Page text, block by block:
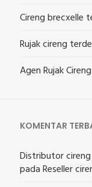
Cireng brecxelle
Rujak cireng
Agen Rujak
KOMENTAR
Distributor
padaReseller